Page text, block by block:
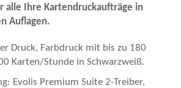
alle Ihre Kartendruckaufträge in
Auflagen.
Druck, Farbdruck mit bis zu 180
Karten/Stunde in Schwarzweiß.
Evolis Premium Suite 2-Treiber,